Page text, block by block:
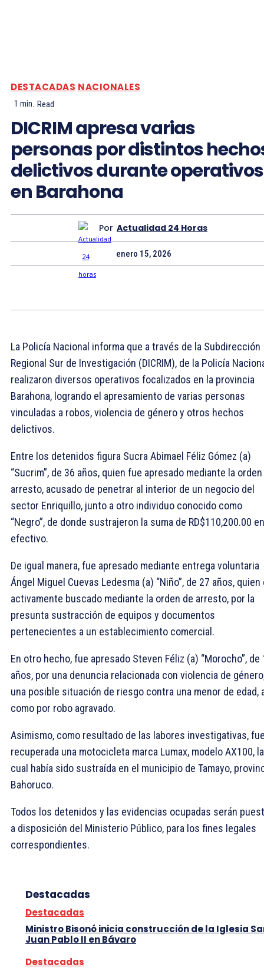
DESTACADAS NACIONALES
1 min. Read
DICRIM apresa varias
personas por distintos
delictivos durante operativos
en Barahona
Por Actualidad 24 Horas
enero 15, 2026
La Policía Nacional informa que a través de la Subdirección
Regional Sur de Investigación (DICRIM), de la Policía
realizaron diversos operativos focalizados en la provincia
Barahona, logrando el apresamiento de varias personas
vinculadas a robos, violencia de género y otros hechos
delictivos.
Entre los detenidos figura Sucra Abimael Féliz Gómez (a)
“Sucrim”, de 36 años, quien fue apresado mediante la
arresto, acusado de penetrar al interior de un negocio del
sector Enriquillo, junto a otro individuo conocido como
“Negro”, de donde sustrajeron la suma de RD$110,200.00 en
efectivo.
De igual manera, fue apresado mediante entrega voluntaria
Ángel Miguel Cuevas Ledesma (a) “Niño”, de 27 años, quien
activamente buscado mediante la orden de arresto, por la
presunta sustracción de equipos y documentos
pertenecientes a un establecimiento comercial.
En otro hecho, fue apresado Steven Féliz (a) “Morocho”, de
años, por una denuncia relacionada con violencia de
una posible situación de riesgo contra una menor de edad,
como por robo agravado.
Asimismo, como resultado de las labores investigativas,
recuperada una motocicleta marca Lumax, modelo AX100, la
cual había sido sustraída en el municipio de Tamayo,
Bahoruco.
Todos los detenidos y las evidencias ocupadas serán
a disposición del Ministerio Público, para los fines legales
correspondientes.
Destacadas
Destacadas
Ministro Bisonó inicia construcción de la Iglesia
Juan Pablo II en Bávaro
Destacadas